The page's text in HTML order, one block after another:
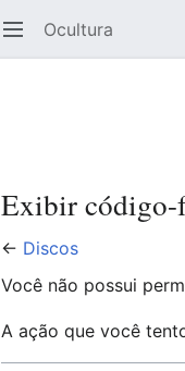
Abrir menu principal Ocultura
Exibir código-
← Discos
Você não possui
A ação que você